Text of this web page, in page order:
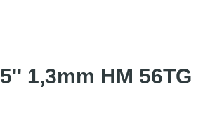
1,3mm HM 56TG